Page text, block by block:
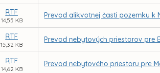
RTF
14,55 KB
Prevod alikvotnej časti pozemku k
RTF
15,32 KB
Prevod nebytových priestorov pre
RTF
14,62 KB
Prevod nebytového priestoru pre